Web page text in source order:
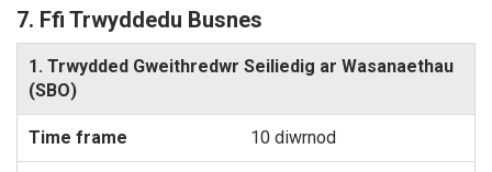
7. Ffi Trwyddedu Busnes
1. Trwydded Gweithredwr Seiliedig ar Wasanaethau
(SBO)
10 diwrnod